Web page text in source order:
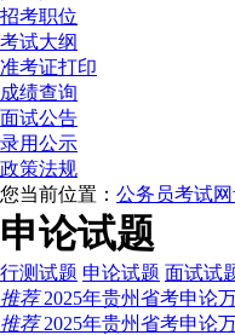
招考职位
考试大纲
准考证打印
成绩查询
面试公告
录用公示
政策法规
您当前位置： 公务员考试网
申论试题
行测试题 申论试题 面试试
推荐2025年贵州省考申论
推荐2025年贵州省考申论